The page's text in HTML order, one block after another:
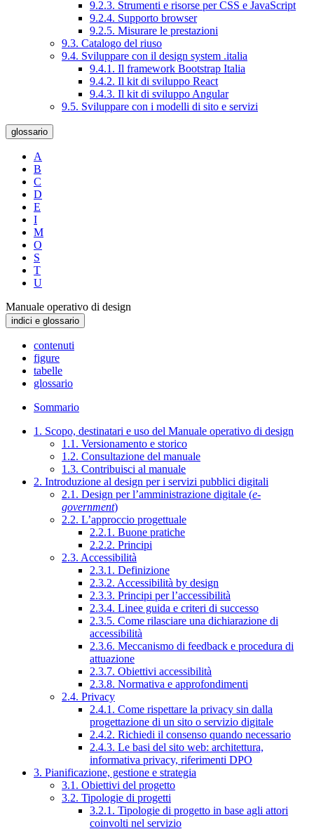
9.2.3. Strumenti e risorse per CSS e JavaScript
9.2.4. Supporto browser
9.2.5. Misurare le prestazioni
9.3. Catalogo del riuso
9.4. Sviluppare con il design system .italia
9.4.1. Il framework Bootstrap Italia
9.4.2. Il kit di sviluppo React
9.4.3. Il kit di sviluppo Angular
9.5. Sviluppare con i modelli di sito e servizi
glossario
A
B
C
D
E
I
M
O
S
T
U
Manuale operativo di design
indici e glossario
contenuti
figure
tabelle
glossario
Sommario
1. Scopo, destinatari e uso del Manuale operativo di design
1.1. Versionamento e storico
1.2. Consultazione del manuale
1.3. Contribuisci al manuale
2. Introduzione al design per i servizi pubblici digitali
2.1. Design per l’amministrazione digitale (e-
government)
2.2. L’approccio progettuale
2.2.1. Buone pratiche
2.2.2. Principi
2.3. Accessibilità
2.3.1. Definizione
2.3.2. Accessibilità by design
2.3.3. Principi per l’accessibilità
2.3.4. Linee guida e criteri di successo
2.3.5. Come rilasciare una dichiarazione di
accessibilità
2.3.6. Meccanismo di feedback e procedura di
attuazione
2.3.7. Obiettivi accessibilità
2.3.8. Normativa e approfondimenti
2.4. Privacy
2.4.1. Come rispettare la privacy sin dalla
progettazione di un sito o servizio digitale
2.4.2. Richiedi il consenso quando necessario
2.4.3. Le basi del sito web: architettura,
informativa privacy, riferimenti DPO
3. Pianificazione, gestione e strategia
3.1. Obiettivi del progetto
3.2. Tipologie di progetti
3.2.1. Tipologie di progetto in base agli attori
coinvolti nel servizio